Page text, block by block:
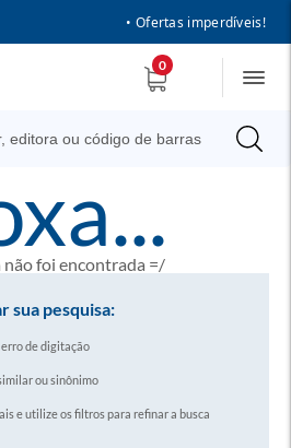
• Ofertas imperdíveis!
0
não foi encontrada =/
sua pesquisa:
de digitação
ou sinônimo
e utilize os filtros para refinar a busca